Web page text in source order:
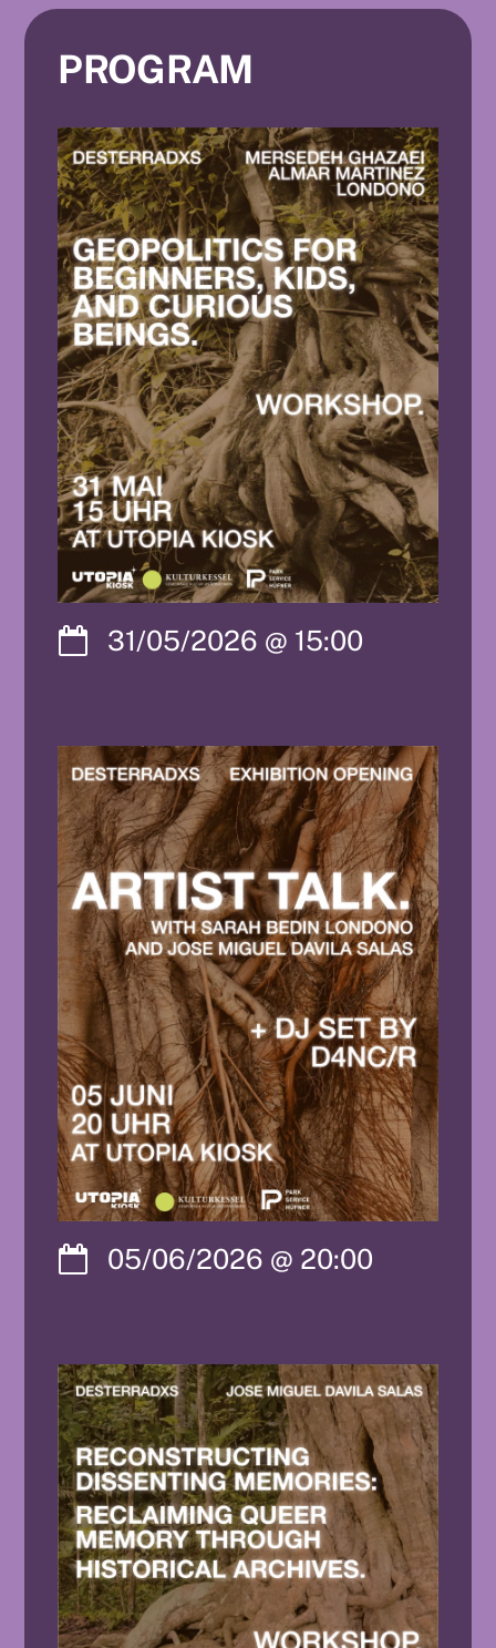
PROGRAM
31/05/2026 @ 15:00
05/06/2026 @ 20:00